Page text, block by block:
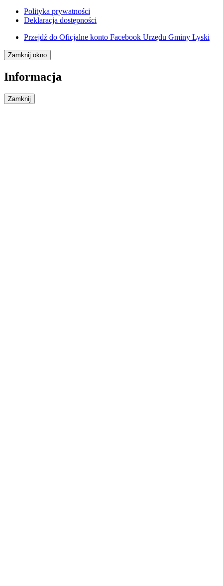
Polityka prywatności
Deklaracja dostępności
Przejdź do Oficjalne konto Facebook Urzędu Gminy Lyski
Zamknij okno
Informacja
Zamknij